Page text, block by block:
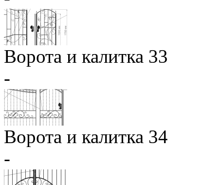
Ворота и калитка 33
-
Ворота и калитка 34
-